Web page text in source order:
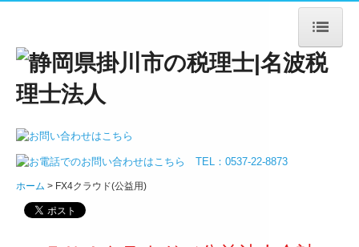
ホーム
ごあいさつ
法人概要
ホーム FX4クラウド(公益用)